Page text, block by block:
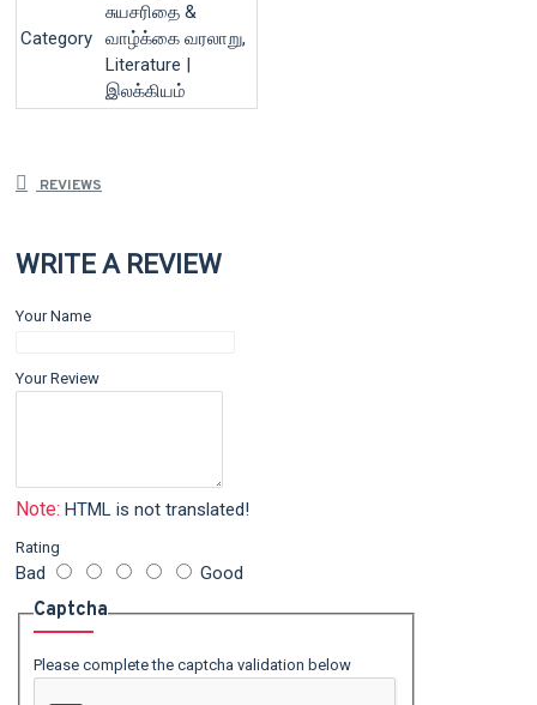
Category
சுயசரிதை &
வாழ்க்கை வரலாறு,
Literature |
இலக்கியம்
REVIEWS
WRITE A REVIEW
Your Name
Your Review
Note: HTML is not translated!
Rating
Bad Good
Captcha
Please complete the captcha validation below